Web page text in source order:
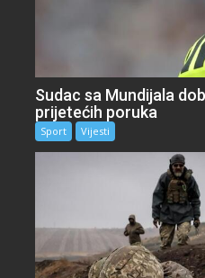
Sudac sa Mundijala
prijetećih poruka
Sport Vijesti